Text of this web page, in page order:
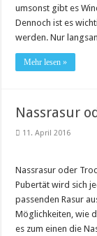
umsonst gibt es
Dennoch ist es
werden. Nur
Mehr lesen »
Nassrasur
11. April 2016
Nassrasur oder
Pubertät wird sich
passenden Rasur
Möglichkeiten, wie
es zum einen die